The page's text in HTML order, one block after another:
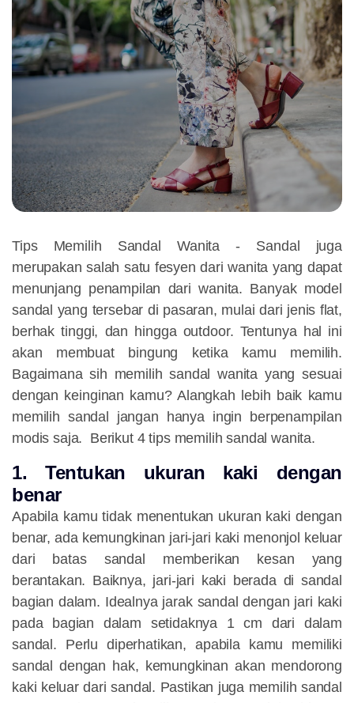
Tips Memilih Sandal Wanita - Sandal juga
merupakan salah satu fesyen dari wanita yang dapat
menunjang penampilan dari wanita. Banyak model
sandal yang tersebar di pasaran, mulai dari jenis flat,
berhak tinggi, dan hingga outdoor. Tentunya hal ini
akan membuat bingung ketika kamu memilih.
Bagaimana sih memilih sandal wanita yang sesuai
dengan keinginan kamu? Alangkah lebih baik kamu
memilih sandal jangan hanya ingin berpenampilan
modis saja. Berikut 4 tips memilih sandal wanita.
1. Tentukan ukuran kaki dengan
benar
Apabila kamu tidak menentukan ukuran kaki dengan
benar, ada kemungkinan jari-jari kaki menonjol keluar
dari batas sandal memberikan kesan yang
berantakan. Baiknya, jari-jari kaki berada di sandal
bagian dalam. Idealnya jarak sandal dengan jari kaki
pada bagian dalam setidaknya 1 cm dari dalam
sandal. Perlu diperhatikan, apabila kamu memiliki
sandal dengan hak, kemungkinan akan mendorong
kaki keluar dari sandal. Pastikan juga memilih sandal